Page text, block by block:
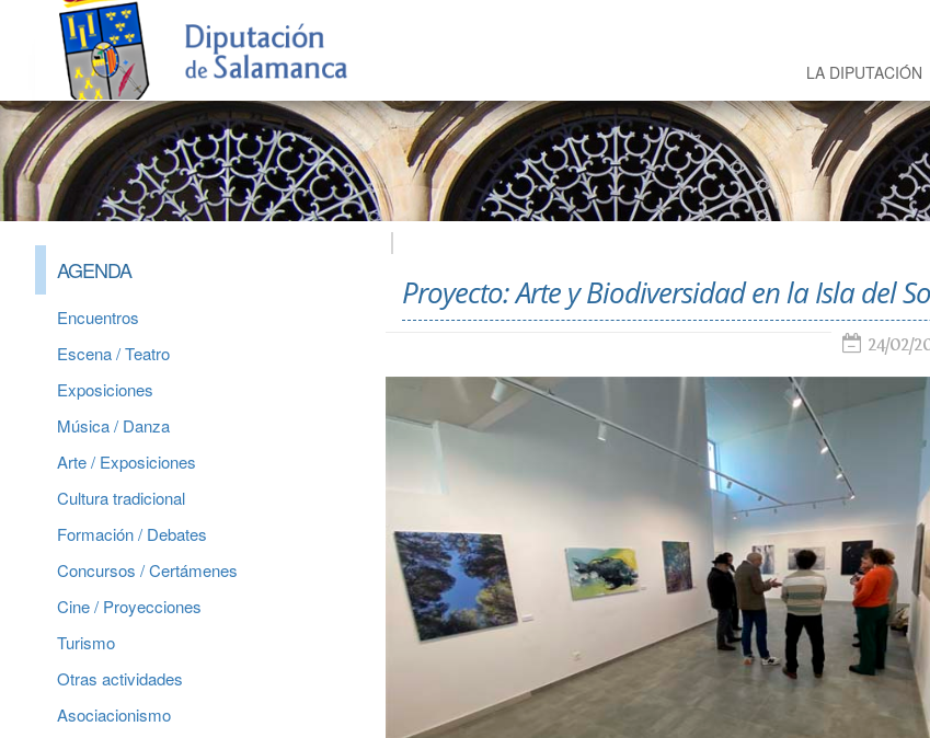
LA DIPUTACIÓN
AGENDA
Encuentros
Escena / Teatro
Exposiciones
Música / Danza
Arte / Exposiciones
Cultura tradicional
Formación / Debates
Concursos / Certámenes
Cine / Proyecciones
Turismo
Otras actividades
Asociacionismo
Proyecto: Arte y Biodiversidad en la Isla del
24/02/